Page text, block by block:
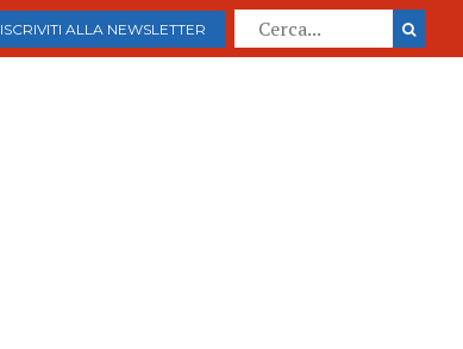
ISCRIVITI ALLA NEWSLETTER